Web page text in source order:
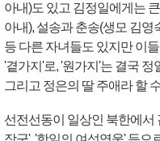
아내)도 있고 김정일에게는
아내), 설송과 춘송(생모 김영
등 다른 자녀들도 있지만 이
'곁가지'로, '원가지'는 결국 정
그리고 정은의 딸 주애라 할
선전선동이 일상인 북한에서